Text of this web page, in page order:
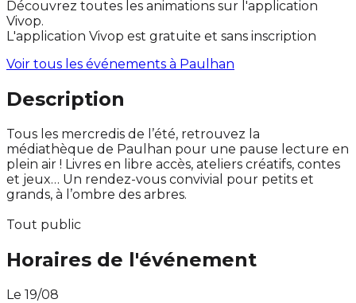
Découvrez toutes les animations sur l'application
Vivop.
L'application Vivop est gratuite et sans inscription
Voir tous les événements à Paulhan
Description
Tous les mercredis de l’été, retrouvez la
médiathèque de Paulhan pour une pause lecture en
plein air ! Livres en libre accès, ateliers créatifs, contes
et jeux… Un rendez-vous convivial pour petits et
grands, à l’ombre des arbres.
Tout public
Horaires de l'événement
Le 19/08